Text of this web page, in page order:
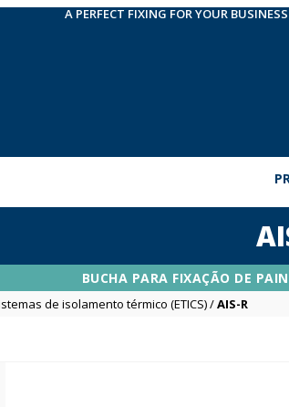
A PERFECT FIXING FOR YOUR BUSINESS
BUCHA PARA FIXAÇÃO DE
de isolamento térmico (ETICS)/AIS-R